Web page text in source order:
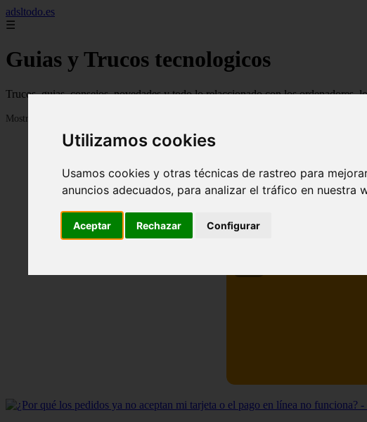
Utilizamos cookies
Usamos cookies y otras técnicas de rastreo para
anuncios adecuados, para analizar el tráfico en
Aceptar Rechazar Configurar
adsltodo.es
☰
Guias y Trucos tecnologicos
Trucos, guias, consejos, novedades y todo lo relaccionado con los ordenadores,
Mostrando 1 - 24 de 148 artículos